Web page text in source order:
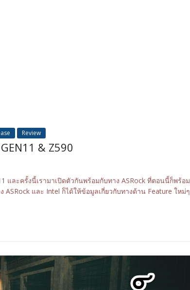
Review
& Z590
ละครั้งนี้เรามาเปิดตัวกันพร้อมกับทาง ASRock ที่ตอนนี้ก็พร้อม
และ Intel ก็ได้ให้ข้อมูลเกี่ยวกับทางด้าน Feature ใหม่ๆ